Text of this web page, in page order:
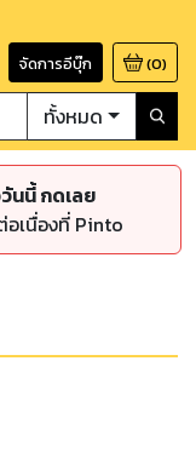
จัดการอีบุ๊ก (0)
ทั้งหมด
นนี้ กดเลย
เนื่องที่ Pinto